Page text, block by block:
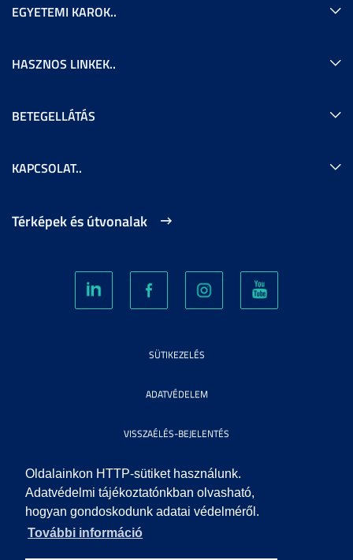
Oldalainkon HTTP-sütiket használunk.
Adatvédelmi tájékoztatónkban olvasható,
hogyan gondoskodunk adatai védelméről.
További információ
EGYETEMI KAROK..
HASZNOS LINKEK..
BETEGELLÁTÁS
KAPCSOLAT..
Térképek és útvonalak
SÜTIKEZELÉS
ADATVÉDELEM
VISSZAÉLÉS-BEJELENTÉS
KÖZÉRDEKŰ ADATOK
IMPRESSZUM